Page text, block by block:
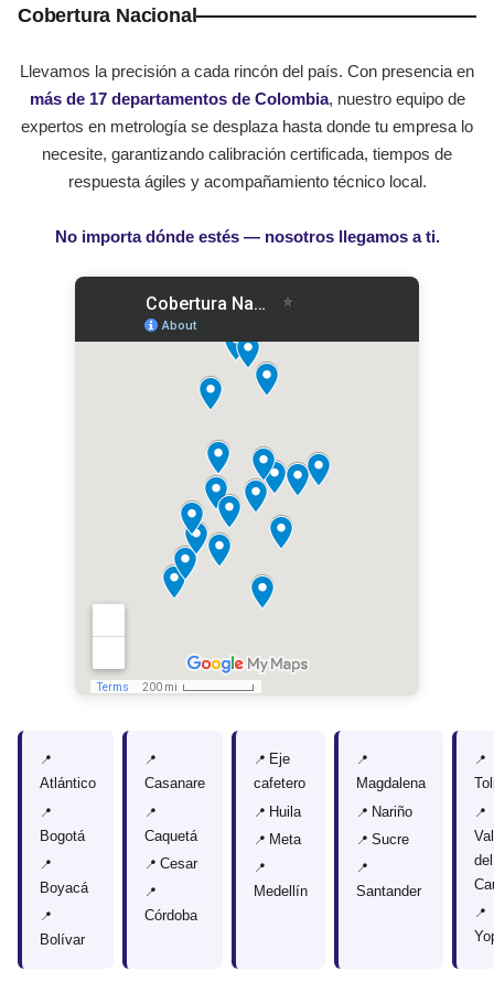
Cobertura Nacional
Llevamos la precisión a cada rincón del país. Con presencia en
más de 17 departamentos de Colombia, nuestro equipo de
expertos en metrología se desplaza hasta donde tu empresa lo
necesite, garantizando calibración certificada, tiempos de
respuesta ágiles y acompañamiento técnico local.
No importa dónde estés — nosotros llegamos a ti.
Atlántico
Bogotá
Boyacá
Bolívar
Casanare
Caquetá
Cesar
Córdoba
Eje
cafetero
Huila
Meta
Medellín
Magdalena
Nariño
Sucre
Santander
del